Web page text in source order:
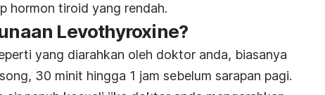
hormon tiroid yang rendah.
Levothyroxine?
yang diarahkan oleh doktor anda, biasanya
30 minit hingga 1 jam sebelum sarapan pagi.